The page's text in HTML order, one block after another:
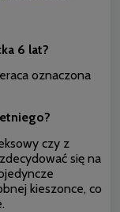
6 lat?
oznaczona
czy z
się na
kieszonce, co